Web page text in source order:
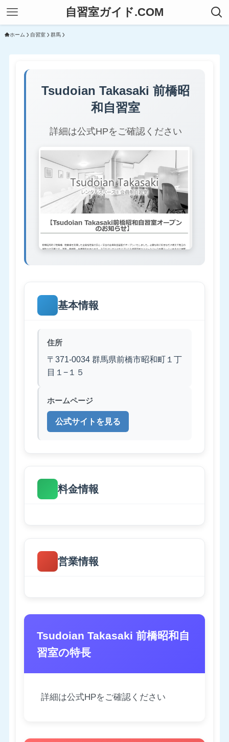
自習室ガイド.COM
ホーム 自習室 群馬
Tsudoian Takasaki 前橋昭
和自習室
詳細は公式HPをご確認ください
基本情報
住所
〒371-0034 群馬県前橋市昭和町１丁
目１−１５
ホームページ
公式サイトを見る
料金情報
営業情報
Tsudoian Takasaki 前橋昭和自
習室の特長
詳細は公式HPをご確認ください